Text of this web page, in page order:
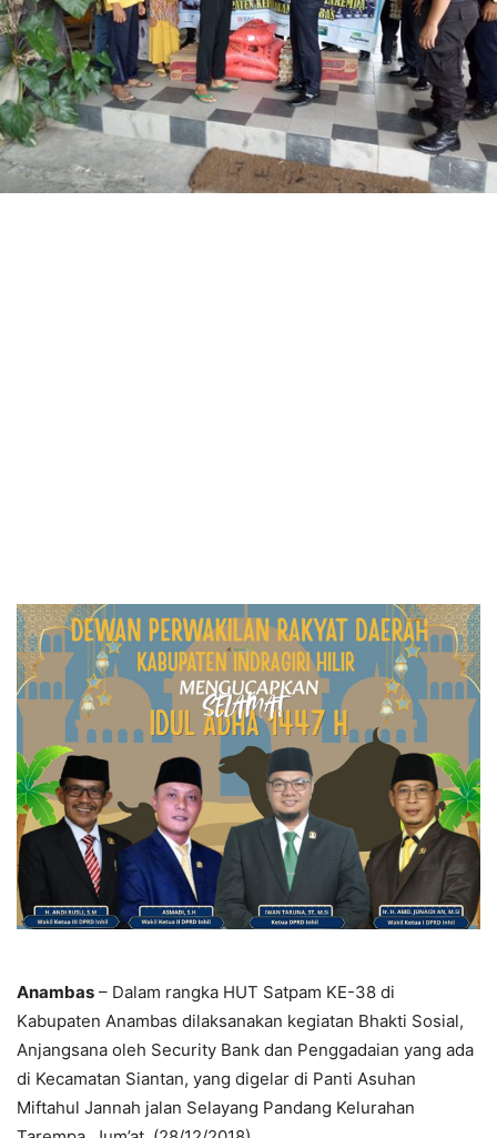
Anambas – Dalam rangka HUT Satpam KE-38 di
Kabupaten Anambas dilaksanakan kegiatan Bhakti Sosial,
Anjangsana oleh Security Bank dan Penggadaian yang ada
di Kecamatan Siantan, yang digelar di Panti Asuhan
Miftahul Jannah jalan Selayang Pandang Kelurahan